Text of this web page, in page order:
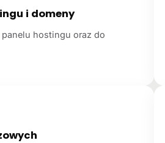
i domeny
hostingu oraz do